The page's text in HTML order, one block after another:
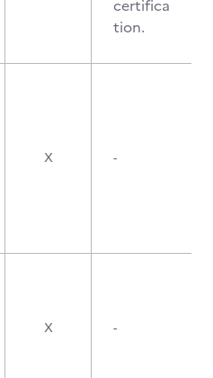
certifica
tion.
X -
X -